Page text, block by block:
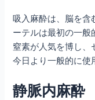
吸入麻酔は、脳を含
ーテルは最初の一般
窒素が人気を博し、
今日より一般的に使
静脈内麻酔